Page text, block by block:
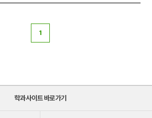
1
학과사이트 바로가기